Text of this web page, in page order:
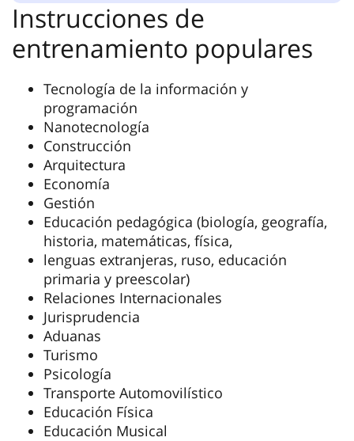
Instrucciones de
entrenamiento populares
Tecnología de la información y
programación
Nanotecnología
Construcción
Arquitectura
Economía
Gestión
Educación pedagógica (biología, geografía,
historia, matemáticas, física,
lenguas extranjeras, ruso, educación
primaria y preescolar)
Relaciones Internacionales
Jurisprudencia
Aduanas
Turismo
Psicología
Transporte Automovilístico
Educación Física
Educación Musical